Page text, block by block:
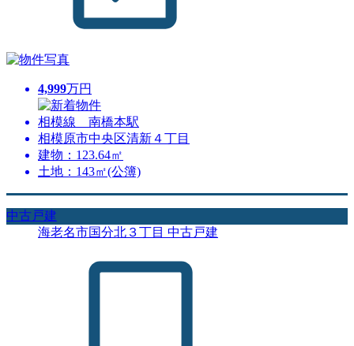
4,999万円
相模線 南橋本駅
相模原市中央区清新４丁目
建物：123.64㎡
土地：143㎡(公簿)
中古戸建
海老名市国分北３丁目 中古戸建